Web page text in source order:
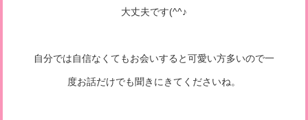
大丈夫です(^^♪
自分では自信なくてもお会いすると可愛い方多いので一
度お話だけでも聞きにきてくださいね。